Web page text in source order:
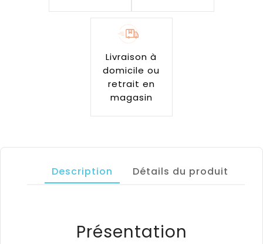
Livraison à
domicile ou
retrait en
magasin
Description Détails du produit
Présentation